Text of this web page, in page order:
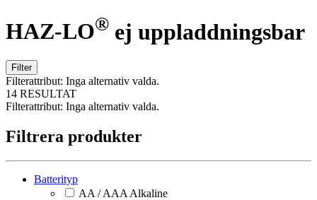
HAZ-LO® ej uppladdningsbar
Filter
Filterattribut: Inga alternativ valda.
14 RESULTAT
Filterattribut: Inga alternativ valda.
Filtrera produkter
Batterityp
AA / AAA Alkaline